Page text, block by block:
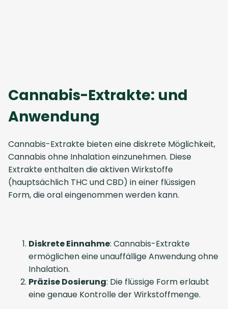
Cannabis-Extrakte: und
Anwendung
Cannabis-Extrakte bieten eine diskrete Möglichkeit,
Cannabis ohne Inhalation einzunehmen. Diese
Extrakte enthalten die aktiven Wirkstoffe
(hauptsächlich THC und CBD) in einer flüssigen
Form, die oral eingenommen werden kann.
Diskrete Einnahme: Cannabis-Extrakte
ermöglichen eine unauffällige Anwendung ohne
Inhalation.
Präzise Dosierung: Die flüssige Form erlaubt
eine genaue Kontrolle der Wirkstoffmenge.